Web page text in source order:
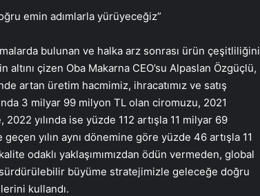
emin adımlarla yürüyeceğiz”
bulunan ve halka arz sonrası ürün çeşitliliğini
altını çizen Oba Makarna CEO’su Alpaslan Özgüçlü,
artan üretim hacmimiz, ihracatımız ve satış
3 milyar 99 milyon TL olan ciromuzu, 2021
yılında ise yüzde 112 artışla 11 milyar 69
geçen yılın aynı dönemine göre yüzde 46 artışla 11
odaklı yaklaşımımızdan ödün vermeden, global
sürdürülebilir büyüme stratejimizle geleceğe doğru
kullandı.